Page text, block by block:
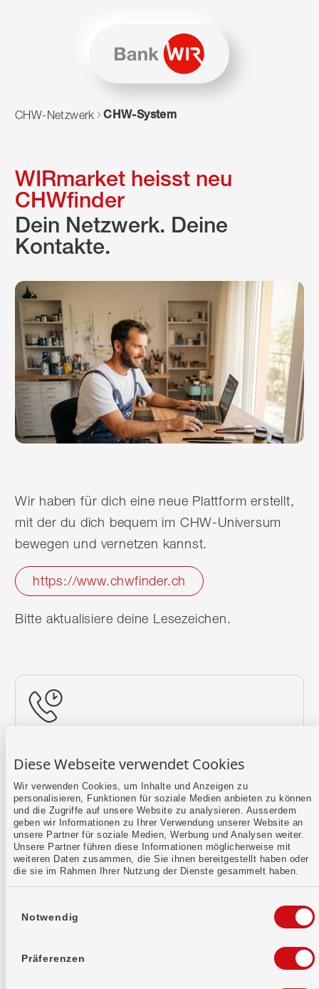
Diese Webseite verwendet Cookies
Wir verwenden Cookies, um Inhalte und Anzeigen zu
personalisieren, Funktionen für soziale Medien anbieten zu können
und die Zugriffe auf unsere Website zu analysieren. Ausserdem
geben wir Informationen zu Ihrer Verwendung unserer Website an
unsere Partner für soziale Medien, Werbung und Analysen weiter.
Unsere Partner führen diese Informationen möglicherweise mit
weiteren Daten zusammen, die Sie ihnen bereitgestellt haben oder
die sie im Rahmen Ihrer Nutzung der Dienste gesammelt haben.
Notwendig
Präferenzen
Zum Navigieren dieser Seite wird JavaScript benötigt.
CHW-Netzwerk CHW-System
WIRmarket heisst neu
CHWfinder
Dein Netzwerk. Deine
Kontakte.
Wir haben für dich eine neue Plattform erstellt,
mit der du dich bequem im CHW-Universum
bewegen und vernetzen kannst.
https://www.chwfinder.ch
Bitte aktualisiere deine Lesezeichen.
Mehr erfahren
Kontaktformular